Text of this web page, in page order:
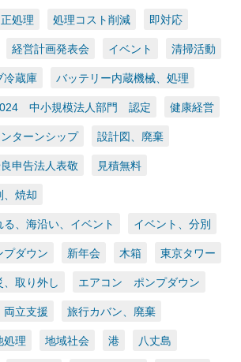
処理 処理コスト削減 即対応
経営計画発表会 イベント 清掃活動
冷蔵庫 バッテリー内蔵機械、処理
中小規模法人部門 認定 健康経営
ターンシップ 設計図、廃棄
申告法人表敬 見積無料
、焼却
、海沿い、イベント イベント、分別
プダウン 新年会 木箱 東京タワー
、取り外し エアコン ポンプダウン
立支援 旅行カバン、廃棄
処理 地域社会 港 八丈島